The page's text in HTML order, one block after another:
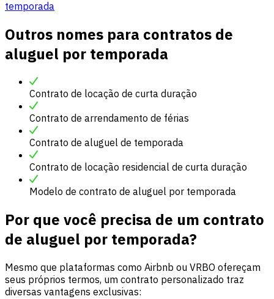
temporada
Outros nomes para contratos de
aluguel por temporada
Contrato de locação de curta duração
Contrato de arrendamento de férias
Contrato de aluguel de temporada
Contrato de locação residencial de curta duração
Modelo de contrato de aluguel por temporada
Por que você precisa de um contrato
de aluguel por temporada?
Mesmo que plataformas como Airbnb ou VRBO ofereçam
seus próprios termos, um contrato personalizado traz
diversas vantagens exclusivas: